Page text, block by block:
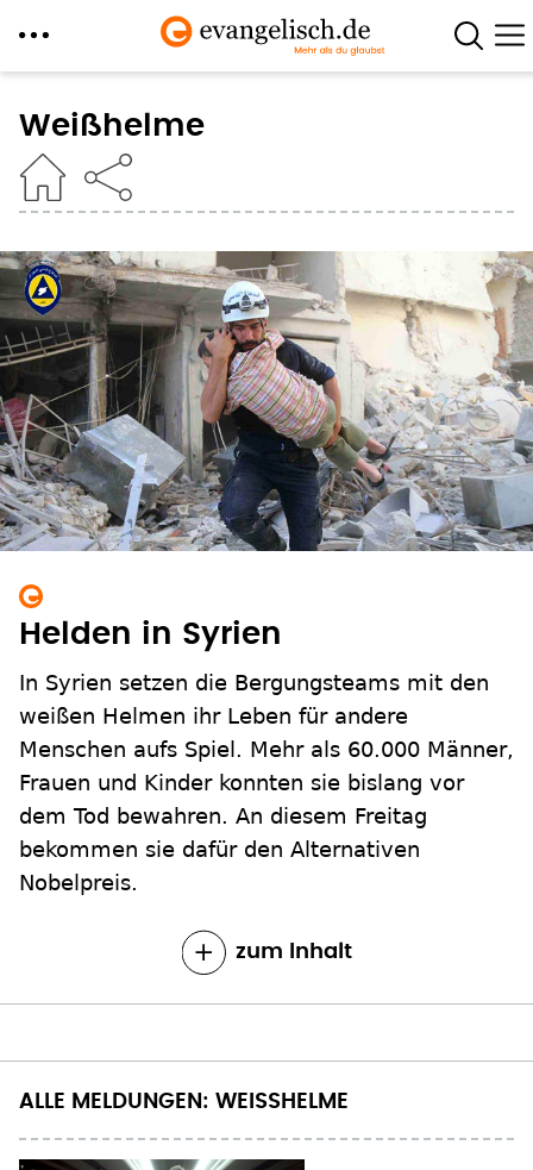
zum
Inhalt
Weißhelme
Helden in Syrien
In Syrien setzen die Bergungsteams mit den
weißen Helmen ihr Leben für andere
Menschen aufs Spiel. Mehr als 60.000 Männer,
Frauen und Kinder konnten sie bislang vor
dem Tod bewahren. An diesem Freitag
bekommen sie dafür den Alternativen
Nobelpreis.
zum Inhalt
ALLE MELDUNGEN: WEISSHELME